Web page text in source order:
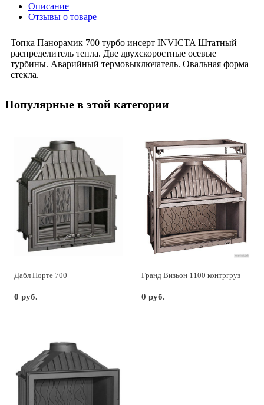
Описание
Отзывы о товаре
Топка Панорамик 700 турбо инсерт INVICTA Штатный
распределитель тепла. Две двухскоростные осевые
турбины. Аварийный термовыключатель. Овальная форма
стекла.
Популярные в этой категории
Дабл Порте 700
0 руб.
Гранд Визьон 1100 контргруз
0 руб.